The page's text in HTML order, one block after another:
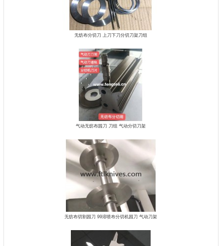
无纺布分切刀 上刀下刀分切刀架刀组
气动无纺布园刀 刀组 气动分切刀架
无纺布切割园刀 99溶喷​布分切机园刀 气动刀架